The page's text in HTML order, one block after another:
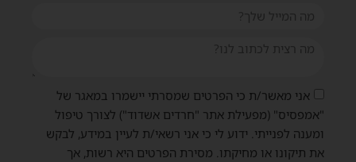
אני מאשר/ת כי הפרטים שמסרתי יישמרו במאגר של
"אמפסיס" (מפעילת אתר "חרדים אשדוד") לצורך טיפול
ומענה לפנייתי. ידוע לי כי אני רשאי/ת לעיין במידע, לבקש
את תיקונו או מחיקתו. מסירת הפרטים היא רשות, אך